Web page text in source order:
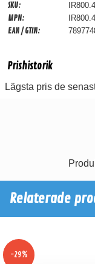
SKU:
MPN:
EAN / GTIN:
Prishistorik
Lägsta pris de
Relaterade
-29%